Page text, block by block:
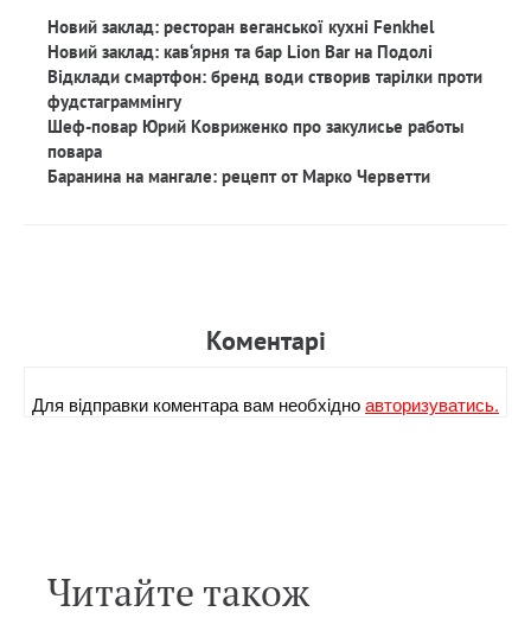
Новий заклад: ресторан веганської кухні Fenkhel
Новий заклад: кав‘ярня та бар Lion Bar на Подолі
Відклади смартфон: бренд води створив тарілки проти
фудстаграммінгу
Шеф-повар Юрий Ковриженко про закулисье работы
повара
Баранина на мангале: рецепт от Марко Черветти
Коментарi
Для вiдправки коментара вам необхiдноавторизуватись.
Читайте також